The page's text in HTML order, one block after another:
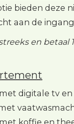
bieden deze
aan de
en betaal
digitale tv